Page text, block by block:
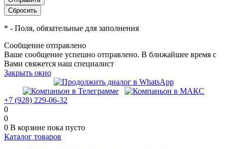
* - Поля, обязательные для заполнения
Сообщение отправлено
Ваше сообщение успешно отправлено. В ближайшее время с
Вами свяжется наш специалист
Закрыть окно
+7 (928) 229-06-32
0
0
0 В корзине пока пусто
Каталог товаров